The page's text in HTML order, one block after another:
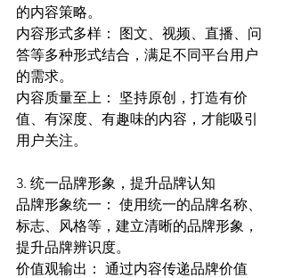
的内容策略。
内容形式多样： 图文、视频、直播、问
答等多种形式结合，满足不同平台用户
的需求。
内容质量至上： 坚持原创，打造有价
值、有深度、有趣味的内容，才能吸引
用户关注。
3. 统一品牌形象，提升品牌认知
品牌形象统一： 使用统一的品牌名称、
标志、风格等，建立清晰的品牌形象，
提升品牌辨识度。
价值观输出： 通过内容传递品牌价值